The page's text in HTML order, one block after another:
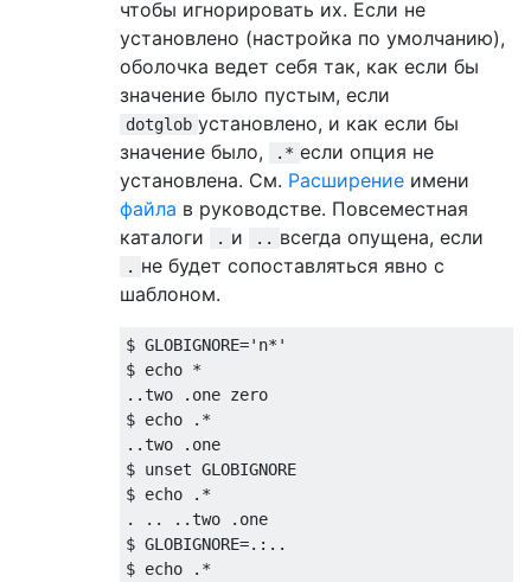
чтобы игнорировать их. Если не
установлено (настройка по умолчанию),
оболочка ведет себя так, как если бы
значение было пустым, если
dotglob установлено, и как если бы
значение было,
.* если опция не
установлена. См. Расширение имени
файла в руководстве. Повсеместная
каталоги
. и .. всегда опущена, если
. не будет сопоставляться явно с
шаблоном.
$ GLOBIGNORE='n*'
$ echo *
..two . one zero
$ echo
.*
..two . one
$ unset GLOBIGNORE
$ echo
.*
.
.. ..two . one
$ GLOBIGNORE=.:..
$ echo
.*